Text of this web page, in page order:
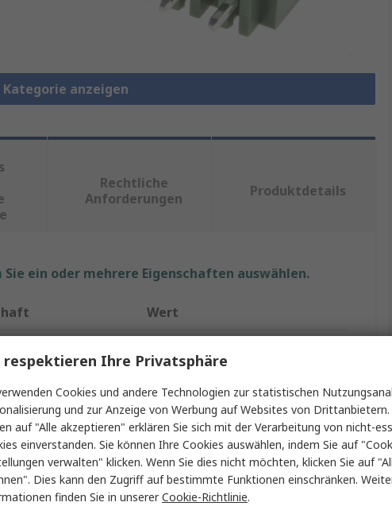
Kategorie anzeigen
Rechtliche
Anforderungen
Produktdetails
ein oder mehrere Eigenschaften auswählen.
Wert
Kontakte
Leiterplattensteckverbinder
5.08mm
16A
respektieren Ihre Privatsphäre
Cookies und andere Technologien zur statistischen
und zur Anzeige von Werbung auf Websites von
auf "Alle akzeptieren" erklären Sie sich mit der Verarbeitung von nicht-
einverstanden. Sie können Ihre Cookies auswählen, indem Sie auf
verwalten" klicken. Wenn Sie dies nicht möchten, klicken Sie auf
Dies kann den Zugriff auf bestimmte Funktionen einschränken.
finden Sie in unsererCookie-Richtlinie.